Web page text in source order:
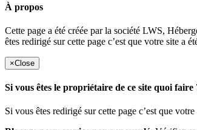
À propos
Cette page a été créée par la société LWS,
êtes redirigé sur cette page c’est que votre site a
×Close
Si vous êtes le propriétaire de ce site quoi faire
Si vous êtes redirigé sur cette page c’est que votre